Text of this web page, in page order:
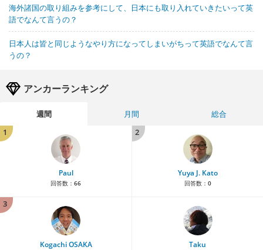
海外諸国の取り組みを参考にして、日本にも取り入れていきたいって英
語でなんて言うの？
日本人は皆と同じようなやり方になってしまいがちって英語でなんて言
うの？
アンカーランキング
週間 月間
総合
1
Paul
回答数： 66
2
Yuya J. Kato
回答数： 0
3
Kogachi OSAKA Taku